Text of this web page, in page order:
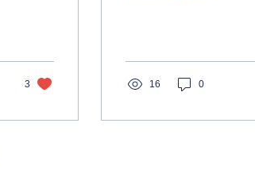
3
ఓర్పుల సమాహారమే
మానవత్వం. పురాణ కాలంలో
ఈ నడవడికనే కొనసాగిస్తూ
16 0